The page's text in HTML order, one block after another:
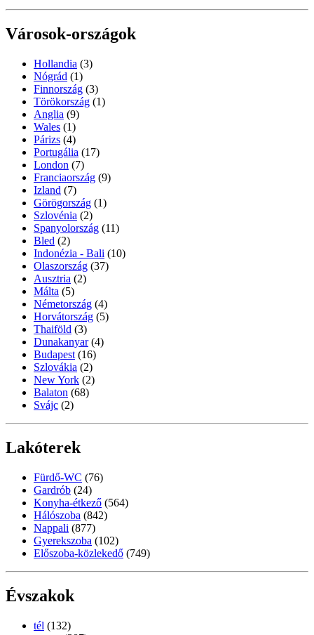
Városok-országok
Hollandia (3)
Nógrád (1)
Finnország (3)
Törökország (1)
Anglia (9)
Wales (1)
Párizs (4)
Portugália (17)
London (7)
Franciaország (9)
Izland (7)
Görögország (1)
Szlovénia (2)
Spanyolország (11)
Bled (2)
Indonézia - Bali (10)
Olaszország (37)
Ausztria (2)
Málta (5)
Németország (4)
Horvátország (5)
Thaiföld (3)
Dunakanyar (4)
Budapest (16)
Szlovákia (2)
New York (2)
Balaton (68)
Svájc (2)
Lakóterek
Fürdő-WC (76)
Gardrób (24)
Konyha-étkező (564)
Hálószoba (842)
Nappali (877)
Gyerekszoba (102)
Előszoba-közlekedő (749)
Évszakok
tél (132)